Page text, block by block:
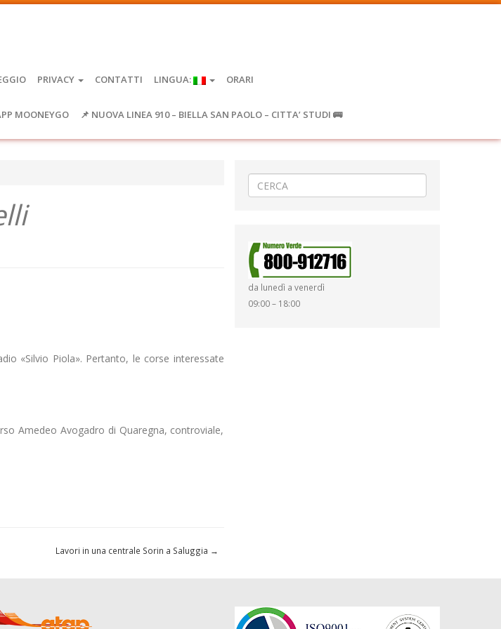
PRIVACY CONTATTI LINGUA: ORARI
MOONEYGO 📌 NUOVA LINEA 910 – BIELLA SAN PAOLO – CITTA’ STUDI 🚌
«Silvio Piola». Pertanto, le corse interessate
Amedeo Avogadro di Quaregna, controviale,
Lavori in una centrale Sorin a Saluggia →
da lunedì a venerdì
09:00 – 18:00